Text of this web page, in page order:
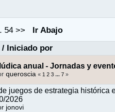
54 >>
Ir Abajo
Iniciado por
anual - Jornadas y
queroscia « 1 2 3 ... 7 »
juegos de estrategia histórica
2026
jonovi